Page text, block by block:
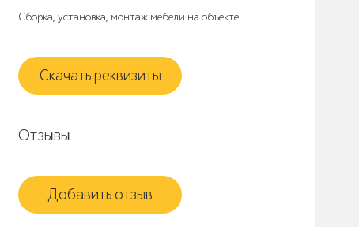
Сборка, установка, монтаж мебели на объекте
Скачать реквизиты
Отзывы
Добавить отзыв